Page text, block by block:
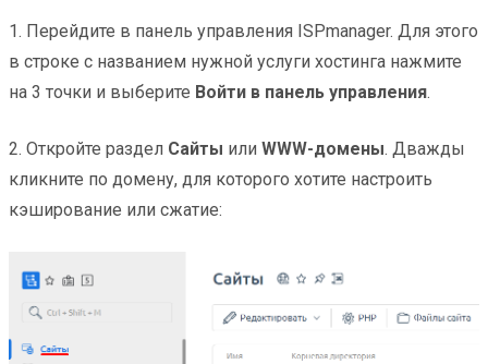
1. Перейдите в панель управления ISPmanager. Для этого
в строке с названием нужной услуги хостинга нажмите
на 3 точки и выберите Войти в панель управления.
2. Откройте раздел Сайты или WWW-домены. Дважды
кликните по домену, для которого хотите настроить
кэширование или сжатие: